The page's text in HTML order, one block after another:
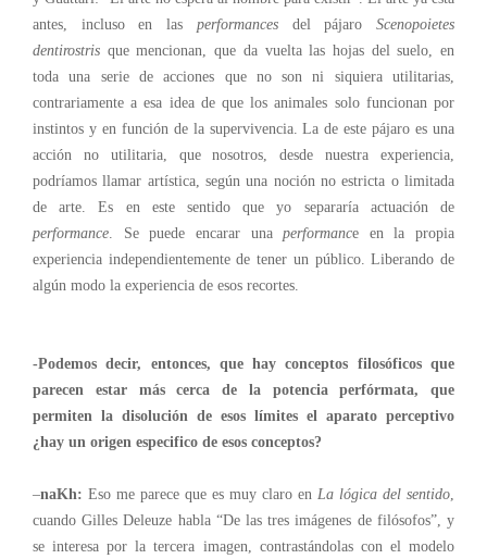
antes, incluso en las performancesdel pájaroScenopoietes
dentirostris que mencionan, que da vuelta las hojas del suelo, en
toda una serie de acciones que no son ni siquiera utilitarias,
contrariamente a esa idea de que los animales solo funcionan por
instintos y en función de la supervivencia. La de este pájaro es una
acción no utilitaria, que nosotros, desde nuestra experiencia,
podríamos llamar artística, según una noción no estricta o limitada
de arte. Es en este sentido que yo separaría actuación de
performance . Se puede encarar unaperformance en la propia
experiencia independientemente de tener un público. Liberando de
algún modo la experiencia de esos recortes.
-Podemos decir, entonces, que hay conceptos filosóficos que
parecen estar más cerca de la potencia perfórmata, que
permiten la disolución de esos límites el aparato perceptivo
¿hay un origen especifico de esos conceptos?
–naKh: Eso me parece que es muy claro en La lógica del sentido
cuando Gilles Deleuze habla “De las tres imágenes de filósofos”, y
se interesa por la tercera imagen, contrastándolas con el modelo